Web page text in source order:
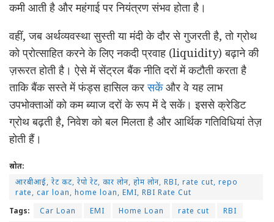
कमी आती है और महंगाई पर नियंत्रण संभव होता है।
वहीं, जब अर्थव्यवस्था सुस्ती या मंदी के दौर से गुजरती है, तो ग्रोथ
को प्रोत्साहित करने के लिए नकदी प्रवाह (liquidity) बढ़ाने की
ज़रूरत होती है। ऐसे में सेंट्रल बैंक नीति दरों में कटौती करता है
ताकि बैंक सस्ते में फंड्स हासिल करसकेंऔर वे यह लाभ
उपभोक्ताओं को कम ब्याज दरों के रूप में दे सकें। इससे क्रेडिट
ग्रोथ बढ़ती है, निवेश को बल मिलता है और आर्थिक गतिविधियां तेज़
होती हैं।
स्रोत:
आरबीआई, रेट कट, रेपो रेट, कार लोन, होम लोन, RBI, rate cut, repo
rate, car loan, home loan, EMI, RBI Rate Cut
Tags:
Car Loan EMI Home Loan rate cut
RBI